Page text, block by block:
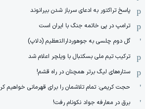
پاسخ تراکتور به ادعای سرباز شدن بیرانوند
ترامپ در پی خاتمه جنگ با ایران است
گل دوم چلسی به جوهوردارالتعظیم (دلاپ)
ترکیب تیم ملی بسکتبال با ویلچر اعلام شد
ستاره‌های لیگ برتر همچنان در راه قشم!
حجت کریمی: تمام تلاشمان را برای قهرمانی خواهیم
برق در معارفه جواد نکونام رفت!